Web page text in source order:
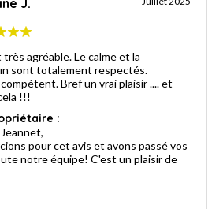
J.
agréable. Le calme et la
sont totalement respectés.
Bref un vrai plaisir .... et
!!!
:
pour cet avis et avons passé vos
notre équipe! C'est un plaisir de